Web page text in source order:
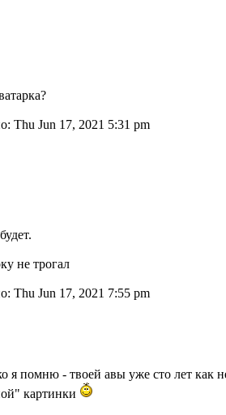
Thu Jun 17, 2021 5:31 pm
не трогал
Thu Jun 17, 2021 7:55 pm
я помню - твоей авы уже сто лет как
картинки